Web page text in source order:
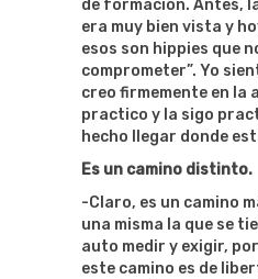
de formación. Antes,
era muy bien vista y
esos son hippies que
comprometer”. Yo
creo firmemente en la
practico y la sigo
hecho llegar donde
Es un camino distinto.
-Claro, es un camino
una misma la que se
auto medir y exigir,
este camino es de